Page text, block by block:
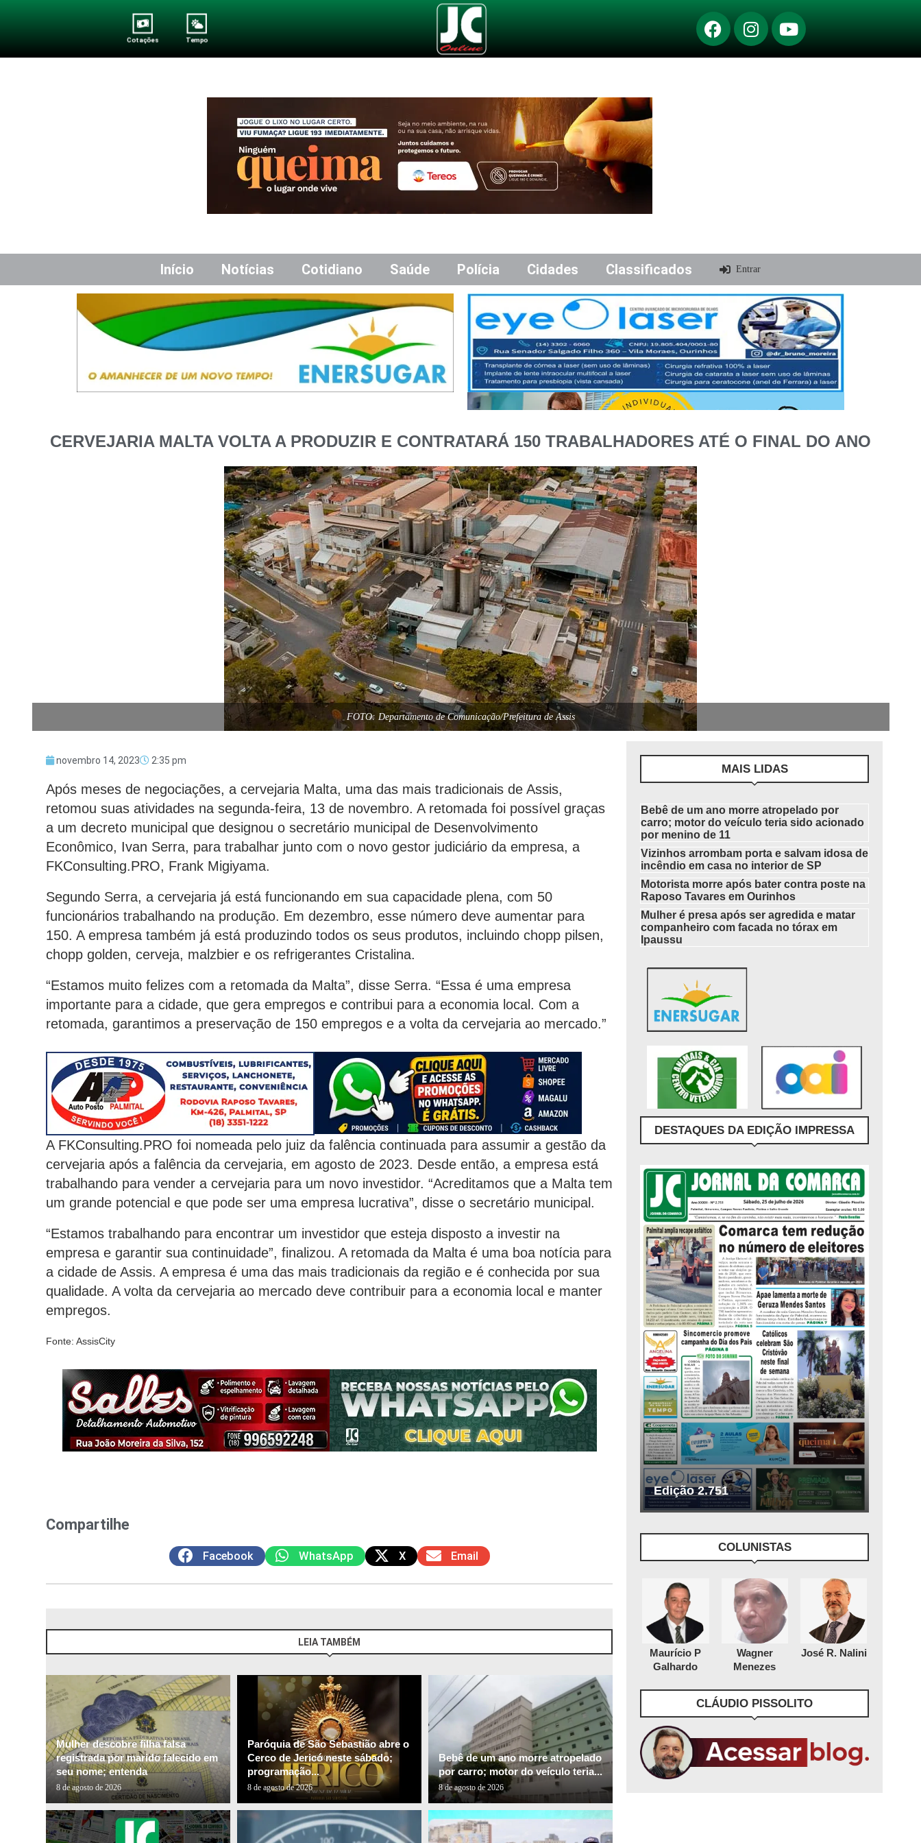
Cotações Tempo
Início Notícias Cotidiano Saúde Polícia Cidades Classificados Entrar
CERVEJARIA MALTA VOLTA A PRODUZIR E CONTRATARÁ 150 TRABALHADORES ATÉ O FINAL DO ANO
FOTO: Departamento de Comunicação/Prefeitura de Assis
novembro 14, 2023 2:35 pm
Após meses de negociações, a cervejaria Malta, uma das mais tradicionais de Assis,
retomou suas atividades na segunda-feira, 13 de novembro. A retomada foi possível graças
a um decreto municipal que designou o secretário municipal de Desenvolvimento
Econômico, Ivan Serra, para trabalhar junto com o novo gestor judiciário da empresa, a
FKConsulting.PRO, Frank Migiyama.
Segundo Serra, a cervejaria já está funcionando em sua capacidade plena, com 50
funcionários trabalhando na produção. Em dezembro, esse número deve aumentar para
150. A empresa também já está produzindo todos os seus produtos, incluindo chopp pilsen,
chopp golden, cerveja, malzbier e os refrigerantes Cristalina.
“Estamos muito felizes com a retomada da Malta”, disse Serra. “Essa é uma empresa
importante para a cidade, que gera empregos e contribui para a economia local. Com a
retomada, garantimos a preservação de 150 empregos e a volta da cervejaria ao mercado.”
A FKConsulting.PRO foi nomeada pelo juiz da falência continuada para assumir a gestão da
cervejaria após a falência da cervejaria, em agosto de 2023. Desde então, a empresa está
trabalhando para vender a cervejaria para um novo investidor. “Acreditamos que a Malta tem
um grande potencial e que pode ser uma empresa lucrativa”, disse o secretário municipal.
“Estamos trabalhando para encontrar um investidor que esteja disposto a investir na
empresa e garantir sua continuidade”, finalizou. A retomada da Malta é uma boa notícia para
a cidade de Assis. A empresa é uma das mais tradicionais da região e é conhecida por sua
qualidade. A volta da cervejaria ao mercado deve contribuir para a economia local e manter
empregos.
Fonte: AssisCity
Compartilhe
Facebook WhatsApp X Email
LEIA TAMBÉM
Mulher descobre filha falsa
registrada por marido falecido em
seu nome; entenda
8 de agosto de 2026
Paróquia de São Sebastião abre o
Cerco de Jericó neste sábado;
programação...
8 de agosto de 2026
Bebê de um ano morre atropelado
por carro; motor do veículo teria...
8 de agosto de 2026
MAIS LIDAS
Bebê de um ano morre atropelado por
carro; motor do veículo teria sido acionado
por menino de 11
Vizinhos arrombam porta e salvam idosa de
incêndio em casa no interior de SP
Motorista morre após bater contra poste na
Raposo Tavares em Ourinhos
Mulher é presa após ser agredida e matar
companheiro com facada no tórax em
Ipaussu
DESTAQUES DA EDIÇÃO IMPRESSA
Edição 2.751
COLUNISTAS
Maurício P
Galhardo
Wagner
Menezes
José R. Nalini
CLÁUDIO PISSOLITO